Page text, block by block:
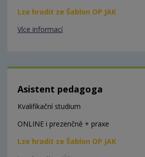
Lze hradit ze Šablon OP JAK
Více informací
Asistent pedagoga
Kvalifikační studium
ONLINE i prezenčně + praxe
Lze hradit ze Šablon OP JAK